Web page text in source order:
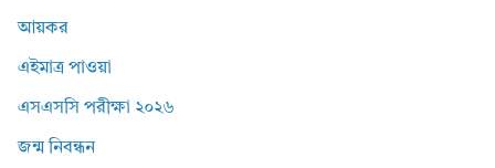
আয়কর
এইমাত্র পাওয়া
এসএসসি পরীক্ষা ২০২৬
জন্ম নিবন্ধন